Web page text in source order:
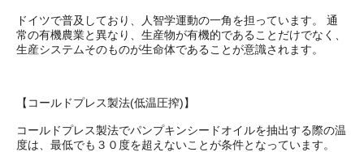
ドイツで普及しており、人智学運動の一角を担っています。 通
常の有機農業と異なり、生産物が有機的であることだけでなく、
生産システムそのものが生命体であることが意識されます。
【コールドプレス製法(低温圧搾)】
コールドプレス製法でパンプキンシードオイルを抽出する際の温
度は、最低でも３０度を超えないことが条件となっています。